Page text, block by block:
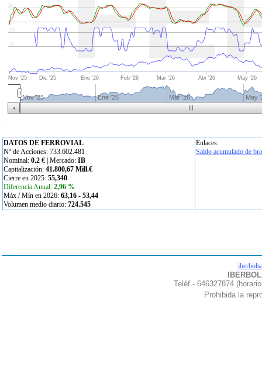
DATOS DE FERROVIAL
Nº de Acciones: 733.602.481
Nominal: 0.2 € | Mercado: IB
Capitalización: 41.800,67 Mill.€
Cierre en 2025: 55,340
Diferencia Anual: 2,96 %
Máx / Mín en 2026: 63,16 - 53,44
Volumen medio diario: 724.545
Enlaces:
Saldo acumulado de
Teléf.- 646327874
Prohibida la